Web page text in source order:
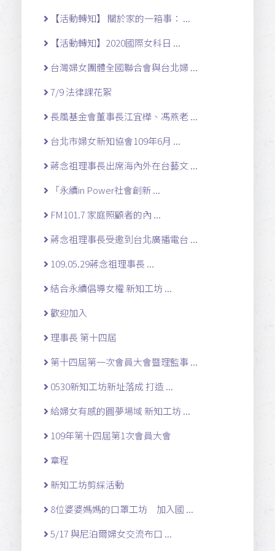
【活動轉知】 關於家的一箱事： ...
【活動轉知】2020國際女科日 ...
台灣婦女團體全國聯合會與台北婦 ...
7/9 法律課花絮
長風基金會董事長江宜樺、馮燕老 ...
台北市婦女新知協會109年6月 ...
蔣念祖理事長出席海內外在台藝文 ...
「永續in Power社會創新 ...
FM101.7 家庭照顧者的內 ...
蔣念祖理事長受邀到台北廣播電台 ...
109.05.29蔣念祖理事長 ...
結合永續倡導女權 新知工坊 ...
歡迎加入
理事長 第十四屆
第十四屆第一次會員大會暨理監事 ...
0530新知工坊新址落成 打造 ...
給婦女有感的圓夢場域 新知工坊 ...
109年第十四屆第1次會員大會
章程
新知工坊剪綵活動
8位婆婆媽媽的口罩工坊 加入國 ...
5/17 與尼泊爾婦女交流布口 ...